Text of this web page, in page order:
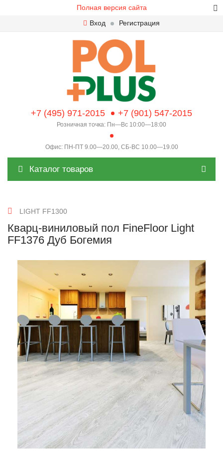
Полная версия сайта
Вход
Регистрация
+7 (495) 971-2015 +7 (901) 547-2015
Розничная точка: Пн—Вс 10:00—18:00
Офис: ПН-ПТ 9.00—20.00, СБ-ВС 10.00—19.00
Каталог товаров
LIGHT FF1300
Кварц-виниловый пол FineFloor Light
FF1376 Дуб Богемия